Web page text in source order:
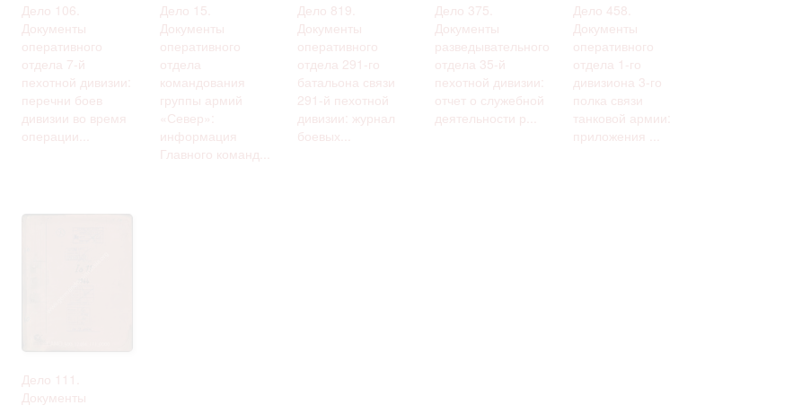
Дело 106.
Документы
оперативного
отдела 7-й
пехотной дивизии:
перечни боев
дивизии во время
операции...
Дело 15.
Документы
оперативного
отдела
командования
группы армий
«Север»:
информация
Главного команд...
Дело 819.
Документы
оперативного
отдела 291-го
батальона связи
291-й пехотной
дивизии: журнал
боевых...
Дело 375.
Документы
разведывательного
отдела 35-й
пехотной дивизии:
отчет о служебной
деятельности р...
Дело 458.
Документы
оперативного
отдела 1-го
дивизиона 3-го
полка связи
танковой армии:
приложения ...
Дело 111.
Документы